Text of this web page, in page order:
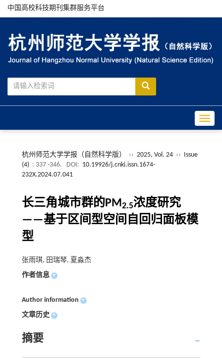
中国高校科技期刊集群服务平台
杭州师范大学学报（自然科学版） ›› 2025, Vol. 24 ›› Issue
(4) : 337 -346. DOI: 10.19926/j.cnki.issn.1674-
232X.2024.07.041
长三角城市群的PM 2.5浓度研究
——基于区间型空间自回归面板模
型
张雨琪, 田瑞琴, 夏淼杰
作者信息 +
Author information +
文章历史 +
摘要